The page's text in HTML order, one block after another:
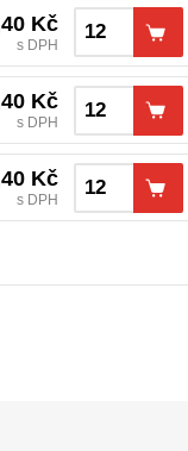
Kč
s DPH
Kč
s DPH
Kč
s DPH